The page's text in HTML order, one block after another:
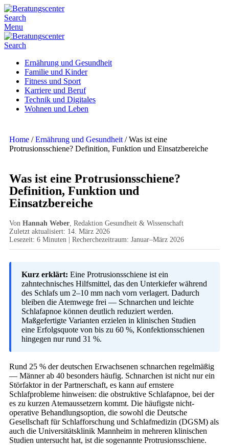
Search
Menu
Search
Ernährung und Gesundheit
Familie und Kinder
Fitness und Sport
Karriere und Beruf
Technik und Digitales
Wohnen und Leben
Home /Ernährung und Gesundheit /Was ist eine
Protrusionsschiene? Definition, Funktion und Einsatzbereiche
Was ist eine Protrusionsschiene?
Definition, Funktion und
Einsatzbereiche
Von Hannah Weber, Redaktion Gesundheit & Wissenschaft
Zuletzt aktualisiert: 14. März 2026
Lesezeit: 6 Minuten | Recherchezeitraum: Januar–März 2026
Kurz erklärt: Eine Protrusionsschiene ist ein
zahntechnisches Hilfsmittel, das den Unterkiefer während
des Schlafs um 2–10 mm nach vorn verlagert. Dadurch
bleiben die Atemwege frei — Schnarchen und leichte
Schlafapnoe können deutlich reduziert werden.
Maßgefertigte Varianten erzielen in klinischen Studien
eine Erfolgsquote von bis zu 60 %, Konfektionsschienen
hingegen nur rund 31 %.
Rund 25 % der deutschen Erwachsenen schnarchen regelmäßig
— Männer ab 40 besonders häufig. Schnarchen ist nicht nur ein
Störfaktor in der Partnerschaft, es kann auf ernstere
Schlafprobleme hinweisen: die obstruktive Schlafapnoe, bei der
es zu kurzen Atemaussetzern kommt. Die häufigste nicht-
operative Behandlungsoption, die sowohl die Deutsche
Gesellschaft für Schlafforschung und Schlafmedizin (DGSM) als
auch die Universitätsklinik Mannheim in mehreren klinischen
Studien untersucht hat, ist die sogenannte Protrusionsschiene.